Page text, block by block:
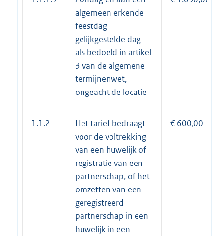
algemeen erkende
feestdag
gelijkgestelde dag
als bedoeld in artikel
3 van de algemene
termijnenwet,
ongeacht de locatie
1.1.2
Het tarief bedraagt
voor de voltrekking
van een huwelijk of
registratie van een
partnerschap, of het
omzetten van een
geregistreerd
partnerschap in een
huwelijk in een
€ 600,00